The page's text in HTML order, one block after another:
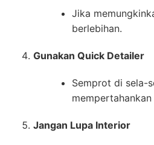
Jika
berlebihan.
Gunakan Quick Detailer
Semprot di sela-
Jangan Lupa Interior